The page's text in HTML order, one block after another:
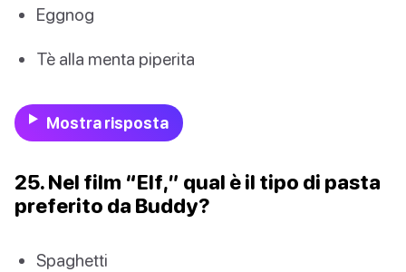
Eggnog
Tè alla menta piperita
Mostra risposta
25. Nel film “Elf,” qual è il tipo di pasta
preferito da Buddy?
Spaghetti